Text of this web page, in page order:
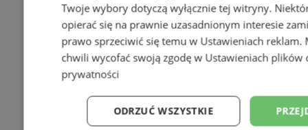
Twoje wybory dotyczą wyłącznie tej witryny.
opierać się na prawnie uzasadnionym interesie
prawo sprzeciwić się temu w Ustawieniach reklam.
chwili wycofać swoją zgodę w Ustawieniach plików
prywatności
ODRZUĆ WSZYSTKIE